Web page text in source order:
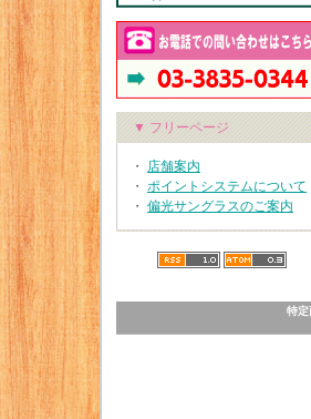
▼ フリーページ
・ 店舗案内
・ ポイントシステムについて
・ 偏光サングラスのご案内
特定